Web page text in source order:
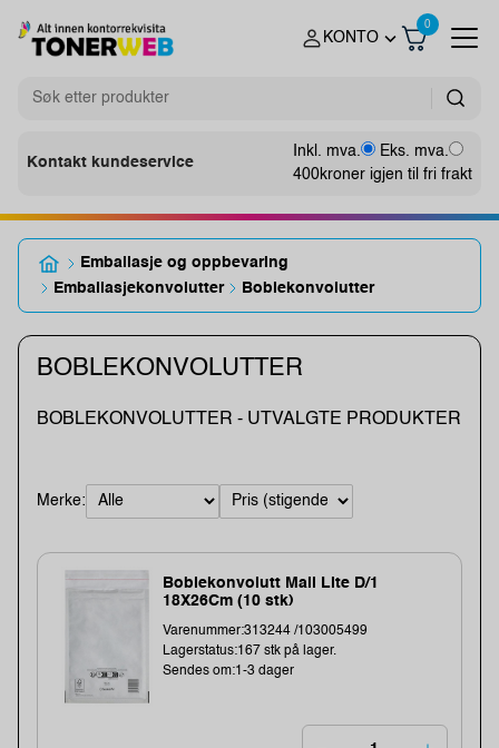
KONTO
0
Kontakt kundeservice
Inkl. mva.
Eks. mva.
400kroner igjen til fri frakt
Emballasje og oppbevaring
Emballasjekonvolutter
Boblekonvolutter
BOBLEKONVOLUTTER
BOBLEKONVOLUTTER - UTVALGTE PRODUKTER
Merke:
Boblekonvolutt Mail Lite D/1
18X26Cm (10 stk)
Varenummer:313244 /103005499
Lagerstatus:167 stk på lager.
Sendes om:1-3 dager